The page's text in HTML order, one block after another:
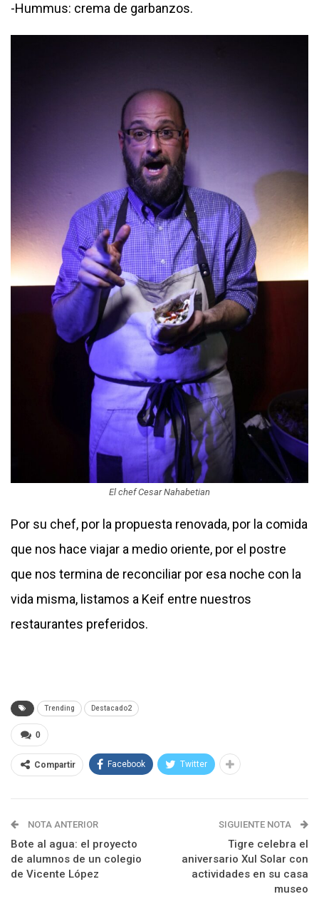
-Hummus: crema de garbanzos.
El chef Cesar Nahabetian
Por su chef, por la propuesta renovada, por la comida
que nos hace viajar a medio oriente, por el postre
que nos termina de reconciliar por esa noche con la
vida misma, listamos a Keif entre nuestros
restaurantes preferidos.
Trending Destacado2
0
Compartir Facebook Twitter
NOTA ANTERIOR
Bote al agua: el proyecto
de alumnos de un colegio
de Vicente López
SIGUIENTE NOTA
Tigre celebra el
aniversario Xul Solar con
actividades en su casa
museo